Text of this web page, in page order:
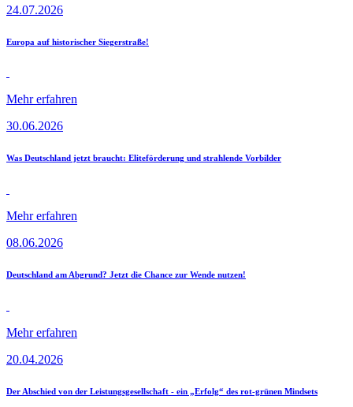
24.07.2026
Europa auf historischer Siegerstraße!
Mehr erfahren
30.06.2026
Was Deutschland jetzt braucht: Eliteförderung und strahlende Vorbilder
Mehr erfahren
08.06.2026
Deutschland am Abgrund? Jetzt die Chance zur Wende nutzen!
Mehr erfahren
20.04.2026
Der Abschied von der Leistungsgesellschaft - ein „Erfolg“ des rot-grünen Mindsets